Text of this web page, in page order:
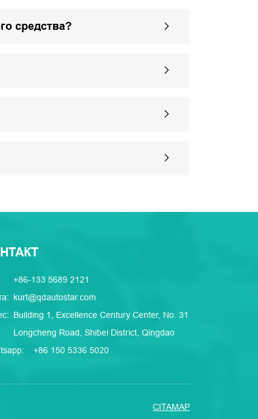
средства?
+86-133 5689 2121
kurt@qdautostar.com
Building 1, Excellence Century Center, No. 31
Longcheng Road, Shibei District, Qingdao
+86 150 5336 5020
CITAMAP